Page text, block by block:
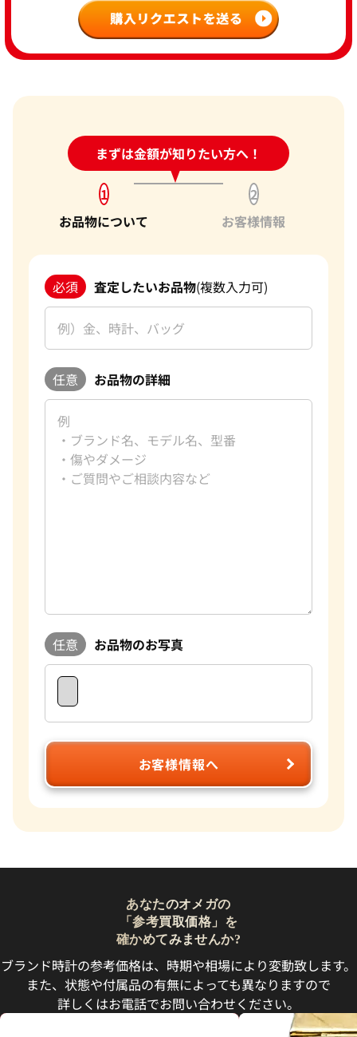
まずは金額が知りたい方へ！
24時間受付中!問い合わせフォーム
1
お品物について
2
お客様情報
必須 査定したいお品物(複数入力可)
任意 お品物の詳細
任意 お品物のお写真
お客様情報へ
あなたのオメガの
「参考買取価格」を
確かめてみませんか?
ブランド時計の参考価格は、時期や相場により変動致します。
また、状態や付属品の有無によっても異なりますので
詳しくはお電話でお問い合わせください。